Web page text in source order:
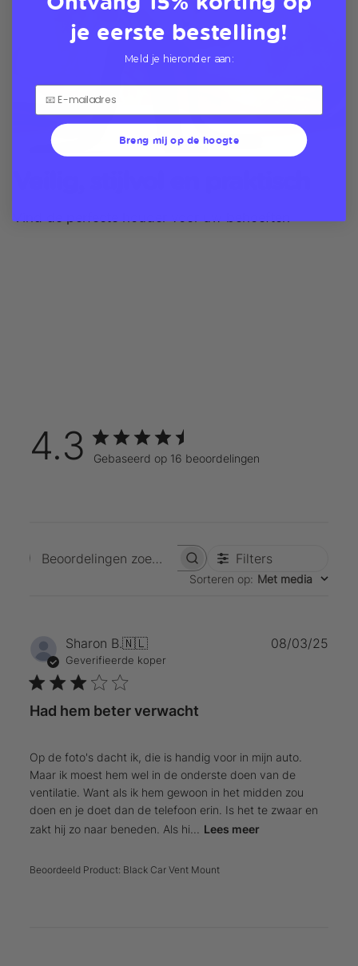
Vind de perfecte houder voor uw behoeften
4.3 Gebaseerd op 16 beoordelingen
Beoordelingen zoekenFilters
Sorteren op: Met media
Sharon B.🇳🇱
Geverifieerde koper
Had hem beter verwacht
Op de foto's dacht ik, die is handig voor in mijn auto.
Maar ik moest hem wel in de onderste doen van de
ventilatie. Want als ik hem gewoon in het midden zou
doen en je doet dan de telefoon erin. Is het te zwaar en
zakt hij zo naar beneden. Als hi...
Lees meer
Beoordeeld Product: Black Car Vent Mount
08/03/25
je eerste bestelling!
Meld je hieronder aan:
Breng mij op de hoogte